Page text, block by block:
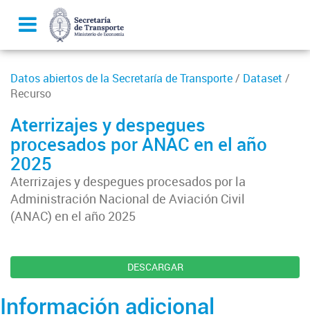
Datos abiertos de la Secretaría de Transporte/ Dataset /
Recurso
Aterrizajes y despegues
procesados por ANAC en el año
2025
Aterrizajes y despegues procesados por la
Administración Nacional de Aviación Civil
(ANAC) en el año 2025
DESCARGAR
Información adicional